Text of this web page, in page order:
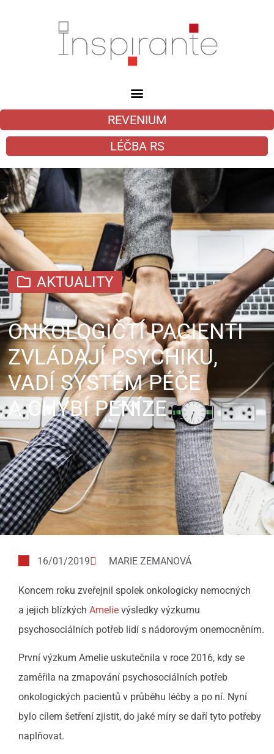
REVENIUM
LÉČBA RS
AKTUALITY
ONKOLOGIČTÍ PACIENTI
ZVLÁDAJÍ PSYCHIKU,
VADÍ SYSTÉM PÉČE
A CHYBÍ PENÍZE
16/01/2019 MARIE ZEMANOVÁ
Koncem roku zveřejnil spolek onkologicky nemocných
a jejich blízkých Amelie výsledky výzkumu
psychosociálních potřeb lidí s nádorovým onemocněním.
První výzkum Amelie uskutečnila v roce 2016, kdy se
zaměřila na zmapování psychosociálních potřeb
onkologických pacientů v průběhu léčby a po ní. Nyní
bylo cílem šetření zjistit, do jaké míry se daří tyto potřeby
naplňovat.